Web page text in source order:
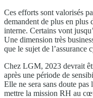
Ces efforts sont valorisés
demandent de plus en plus
interne. Certains vont
Une dimension très
que le sujet de l’assurance
Chez LGM, 2023 devrait
après une période de
Elle ne sera sans doute
mettre la mission RH au